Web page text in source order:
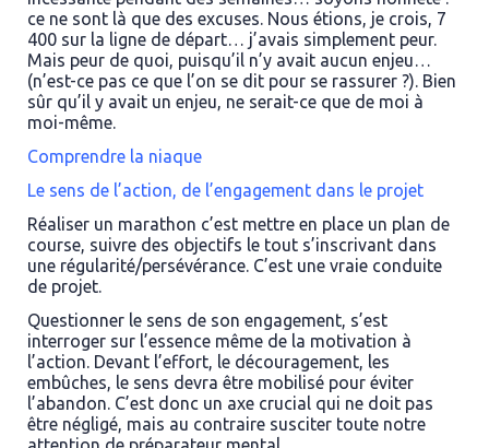
ce ne sont là que des excuses. Nous étions, je crois, 7
400 sur la ligne de départ… j’avais simplement peur.
Mais peur de quoi, puisqu’il n’y avait aucun enjeu…
(n’est-ce pas ce que l’on se dit pour se rassurer ?). Bien
sûr qu’il y avait un enjeu, ne serait-ce que de moi à
moi-même.
Comprendre la niaque
Le sens de l’action, de l’engagement dans le projet
Réaliser un marathon c’est mettre en place un plan de
course, suivre des objectifs le tout s’inscrivant dans
une régularité/persévérance. C’est une vraie conduite
de projet.
Questionner le sens de son engagement, s’est
interroger sur l’essence même de la motivation à
l’action. Devant l’effort, le découragement, les
embûches, le sens devra être mobilisé pour éviter
l’abandon. C’est donc un axe crucial qui ne doit pas
être négligé, mais au contraire susciter toute notre